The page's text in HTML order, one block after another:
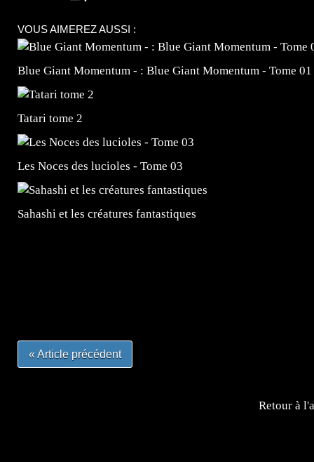
VOUS AIMEREZ AUSSI :
Blue Giant Momentum - : Blue Giant Momentum - Tome 01
Tatari tome 2
Les Noces des lucioles - Tome 03
Sahashi et les créatures fantastiques
« Article précédent
Retour à